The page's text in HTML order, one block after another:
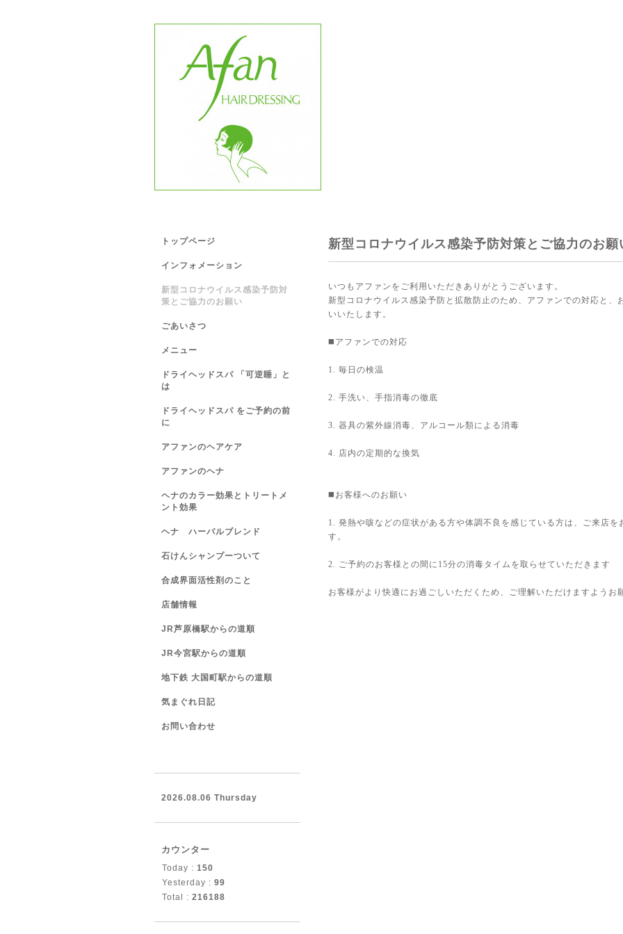
新型コロナウイルス感染予防対策とご協力のお願
いつもアファンをご利用いただきありがとうございます。
新型コロナウイルス感染予防と拡散防止のため、アファンでの対応と、
いいたします。
◼️アファンでの対応
1. 毎日の検温
2. 手洗い、手指消毒の徹底
3. 器具の紫外線消毒、アルコール類による消毒
4. 店内の定期的な換気
◼️お客様へのお願い
1. 発熱や咳などの症状がある方や体調不良を感じている方は、ご来店を
す。
2. ご予約のお客様との間に15分の消毒タイムを取らせていただきます
お客様がより快適にお過ごしいただくため、ご理解いただけますようお
トップページ
インフォメーション
新型コロナウイルス感染予防対
策とご協力のお願い
ごあいさつ
メニュー
ドライヘッドスパ 「可逆睡」と
は
ドライヘッドスパ をご予約の前
に
アファンのヘアケア
アファンのヘナ
ヘナのカラー効果とトリートメ
ント効果
ヘナ ハーバルブレンド
石けんシャンプーついて
合成界面活性剤のこと
店舗情報
JR芦原橋駅からの道順
JR今宮駅からの道順
地下鉄 大国町駅からの道順
気まぐれ日記
お問い合わせ
2026.08.06 Thursday
カウンター
Today : 150
Yesterday : 99
Total : 216188